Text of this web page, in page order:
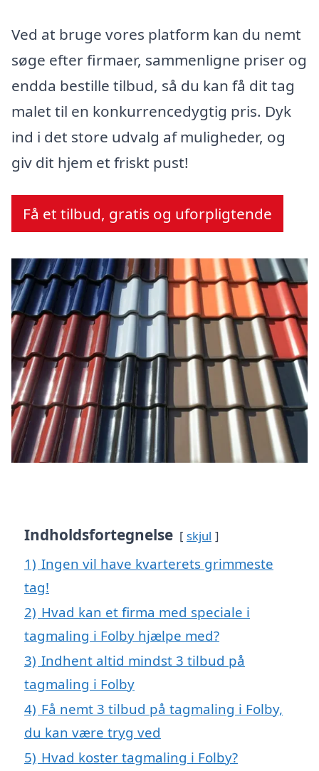
Ved at bruge vores platform kan du nemt
søge efter firmaer, sammenligne priser og
endda bestille tilbud, så du kan få dit tag
malet til en konkurrencedygtig pris. Dyk
ind i det store udvalg af muligheder, og
giv dit hjem et friskt pust!
Få et tilbud, gratis og uforpligtende
Indholdsfortegnelse skjul
1) Ingen vil have kvarterets grimmeste
tag!
2) Hvad kan et firma med speciale i
tagmaling i Folby hjælpe med?
3) Indhent altid mindst 3 tilbud på
tagmaling i Folby
4) Få nemt 3 tilbud på tagmaling i Folby,
du kan være tryg ved
5) Hvad koster tagmaling i Folby?